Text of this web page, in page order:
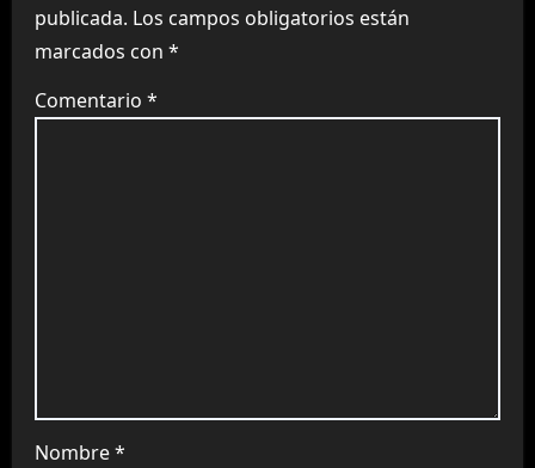
publicada. Los campos obligatorios están
marcados con *
Comentario *
Nombre*